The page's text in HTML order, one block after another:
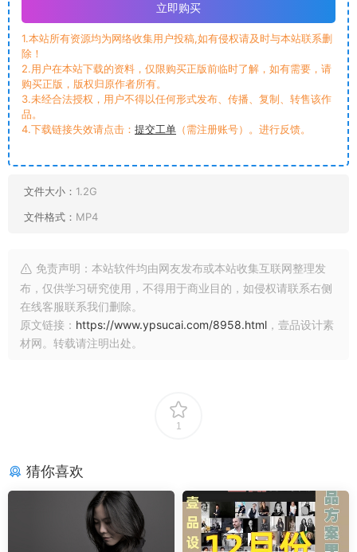
立即购买
1.本站所有资源均为网络收集用户投稿,如有侵权请及时与本站联系删
除！
2.用户在本站下载的资料，仅限购买正版前临时了解，如有需要，请
购买正版，版权归原作者所有。
3.未经合法授权，用户不得以任何形式发布、传播、复制、转售该作
品。
4.下载链接失效请点击： 提交工单 （需注册账号）。进行反馈。
文件大小： 1.2G
文件格式： MP4
免责声明：本站软件均由网友发布或本站收集互联网整理发
布，仅供学习研究使用，不得用于商业目的，如侵权请联系右侧
在线客服联系我们删除。
原文链接： https://www.ypsucai.com/8958.html ，壹品设计素
材网。转载请注明出处。
1
猜你喜欢